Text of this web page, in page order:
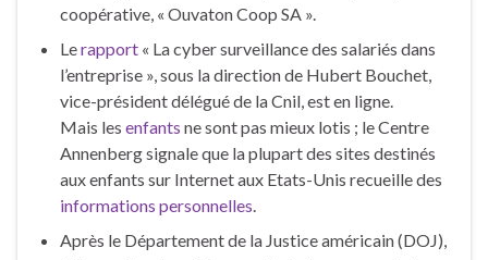
coopérative, « Ouvaton Coop SA ».
Lerapport « La cyber surveillance des salariés dans
l’entreprise », sous la direction de Hubert Bouchet,
vice-président délégué de la Cnil, est en ligne.
Mais les enfants ne sont pas mieux lotis ; le Centre
Annenberg signale que la plupart des sites destinés
aux enfants sur Internet aux Etats-Unis recueille des
informations personnelles.
Après le Département de la Justice américain (DOJ),